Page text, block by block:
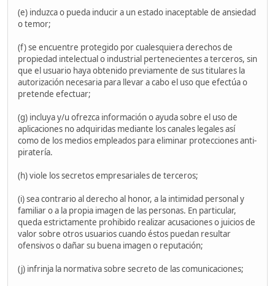
(e) induzca o pueda inducir a un estado inaceptable de ansiedad
o temor;
(f) se encuentre protegido por cualesquiera derechos de
propiedad intelectual o industrial pertenecientes a terceros, sin
que el usuario haya obtenido previamente de sus titulares la
autorización necesaria para llevar a cabo el uso que efectúa o
pretende efectuar;
(g) incluya y/u ofrezca información o ayuda sobre el uso de
aplicaciones no adquiridas mediante los canales legales así
como de los medios empleados para eliminar protecciones anti-
piratería.
(h) viole los secretos empresariales de terceros;
(i) sea contrario al derecho al honor, a la intimidad personal y
familiar o a la propia imagen de las personas. En particular,
queda estrictamente prohibido realizar acusaciones o juicios de
valor sobre otros usuarios cuando éstos puedan resultar
ofensivos o dañar su buena imagen o reputación;
(j) infrinja la normativa sobre secreto de las comunicaciones;